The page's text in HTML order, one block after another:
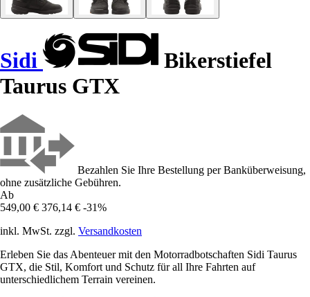
Sidi
Bikerstiefel
Taurus GTX
Bezahlen Sie Ihre Bestellung per Banküberweisung,
ohne zusätzliche Gebühren.
Ab
549,00 € 376,14 € -31%
inkl. MwSt. zzgl. Versandkosten
Erleben Sie das Abenteuer mit den Motorradbotschaften Sidi Taurus
GTX, die Stil, Komfort und Schutz für all Ihre Fahrten auf
unterschiedlichem Terrain vereinen.